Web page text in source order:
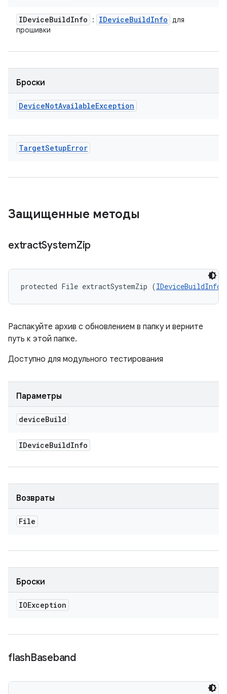
IDeviceBuildInfo : IDeviceBuildInfo для
прошивки
Броски
DeviceNotAvailableException
TargetSetupError
Защищенные методы
extractSystemZip
protected File extractSystemZip (IDeviceBuildInfo
Распакуйте архив с обновлением в папку и верните
путь к этой папке.
Доступно для модульного тестирования
Параметры
deviceBuild
IDeviceBuildInfo
Возвраты
File
Броски
IOException
flashBaseband